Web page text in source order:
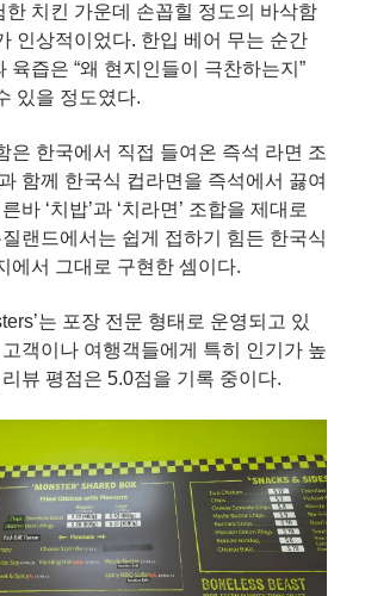
한 치킨 가운데 손꼽힐 정도의 바삭함
인상적이었다. 한입 베어 무는 순간
육즙은 “왜 현지인들이 극찬하는지”
있을 정도였다.
은 한국에서 직접 들여온 즉석 라면 조
함께 한국식 컵라면을 즉석에서 끓여
바 ‘치밥’과 ‘치라면’ 조합을 제대로
랜드에서는 쉽게 접하기 힘든 한국식
에서 그대로 구현한 셈이다.
는 포장 전문 형태로 운영되고 있
객이나 여행객들에게 특히 인기가 높
뷰 평점은 5.0점을 기록 중이다.